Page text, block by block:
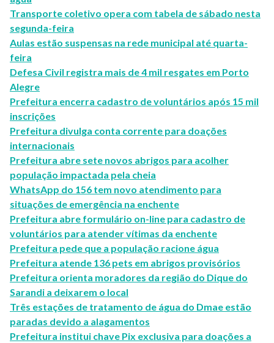
Transporte coletivo opera com tabela de sábado nesta
segunda-feira
Aulas estão suspensas na rede municipal até quarta-
feira
Defesa Civil registra mais de 4 mil resgates em Porto
Alegre
Prefeitura encerra cadastro de voluntários após 15 mil
inscrições
Prefeitura divulga conta corrente para doações
internacionais
Prefeitura abre sete novos abrigos para acolher
população impactada pela cheia
WhatsApp do 156 tem novo atendimento para
situações de emergência na enchente
Prefeitura abre formulário on-line para cadastro de
voluntários para atender vítimas da enchente
Prefeitura pede que a população racione água
Prefeitura atende 136 pets em abrigos provisórios
Prefeitura orienta moradores da região do Dique do
Sarandi a deixarem o local
Três estações de tratamento de água do Dmae estão
paradas devido a alagamentos
Prefeitura institui chave Pix exclusiva para doações a